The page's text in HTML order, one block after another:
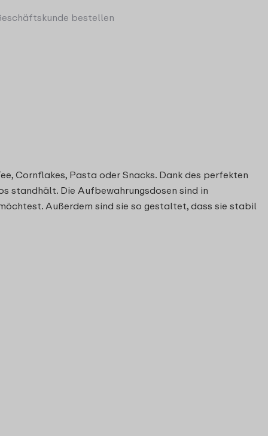
bestellen
Cornflakes, Pasta oder Snacks. Dank des perfekten
standhält. Die Aufbewahrungsdosen sind in
Außerdem sind sie so gestaltet, dass sie stabil